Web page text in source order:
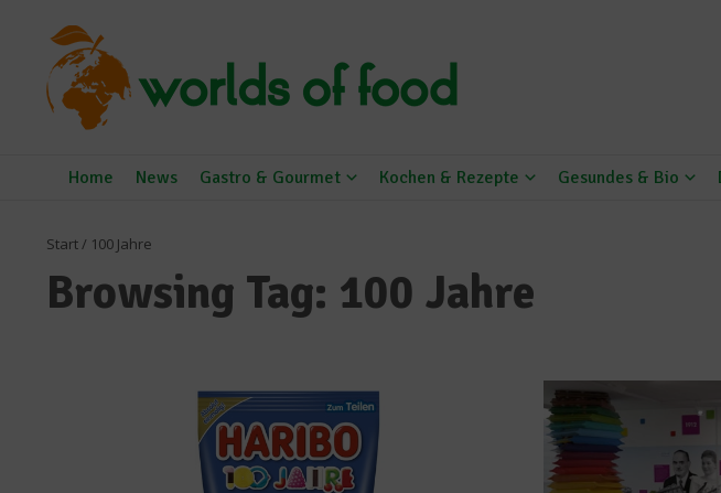
Home News Gastro & Gourmet Kochen & Rezepte Gesundes & Bio
Start/ 100 Jahre
Browsing Tag: 100 Jahre